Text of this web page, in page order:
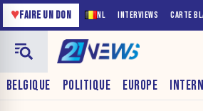
NL INTERVIEWS CARTE
♥FAIRE UN DON
BELGIQUE POLITIQUE EUROPE